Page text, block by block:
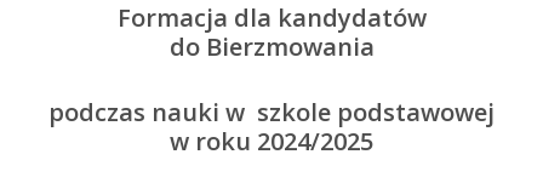
Formacja dla kandydatów
do Bierzmowania
podczas nauki w szkole podstawowej
w roku 2024/2025